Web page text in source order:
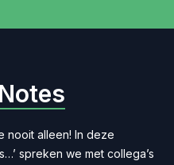
nooit alleen! In deze
spreken we met collega’s